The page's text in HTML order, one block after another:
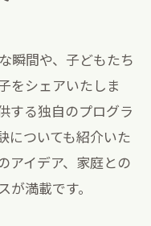
瞬間や、子どもたち
をシェアいたしま
する独自のプログラ
についても紹介いた
アイデア、家庭との
満載です。